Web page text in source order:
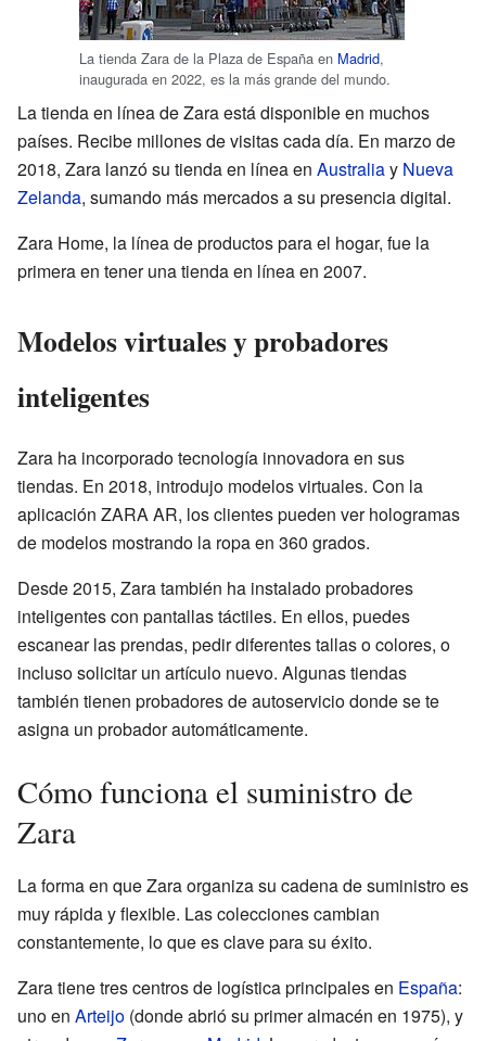
La tienda Zara de la Plaza de España en Madrid,
inaugurada en 2022, es la más grande del mundo.
La tienda en línea de Zara está disponible en muchos
países. Recibe millones de visitas cada día. En marzo de
2018, Zara lanzó su tienda en línea en Australiay Nueva
Zelanda, sumando más mercados a su presencia digital.
Zara Home, la línea de productos para el hogar, fue la
primera en tener una tienda en línea en 2007.
Modelos virtuales y probadores
inteligentes
Zara ha incorporado tecnología innovadora en sus
tiendas. En 2018, introdujo modelos virtuales. Con la
aplicación ZARA AR, los clientes pueden ver hologramas
de modelos mostrando la ropa en 360 grados.
Desde 2015, Zara también ha instalado probadores
inteligentes con pantallas táctiles. En ellos, puedes
escanear las prendas, pedir diferentes tallas o colores, o
incluso solicitar un artículo nuevo. Algunas tiendas
también tienen probadores de autoservicio donde se te
asigna un probador automáticamente.
Cómo funciona el suministro de
Zara
La forma en que Zara organiza su cadena de suministro es
muy rápida y flexible. Las colecciones cambian
constantemente, lo que es clave para su éxito.
Zara tiene tres centros de logística principales en España:
uno en Arteijo (donde abrió su primer almacén en 1975), y